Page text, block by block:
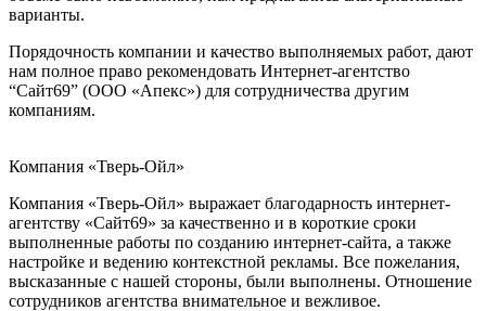
варианты.
Порядочность компании и качество выполняемых работ, дают
нам полное право рекомендовать Интернет-агентство
“Сайт69” (ООО «Апекс») для сотрудничества другим
компаниям.
Компания «Тверь-Ойл»
Компания «Тверь-Ойл» выражает благодарность интернет-
агентству «Сайт69» за качественно и в короткие сроки
выполненные работы по созданию интернет-сайта, а также
настройке и ведению контекстной рекламы. Все пожелания,
высказанные с нашей стороны, были выполнены. Отношение
сотрудников агентства внимательное и вежливое.